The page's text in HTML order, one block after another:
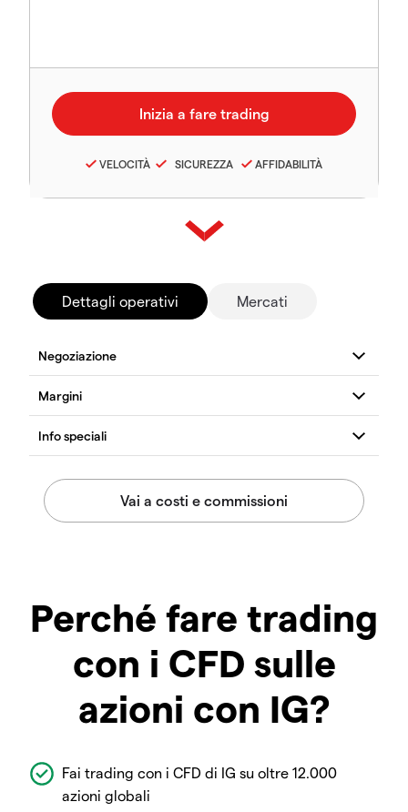
VELOCITÀ SICUREZZA AFFIDABILITÀ
Dettagli operativi Mercati
Perché fare trading
con i CFD sulle
azioni con IG?
Fai trading con i CFD di IG su oltre 12.000
azioni globali